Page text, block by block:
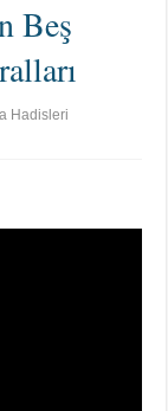
Beş
Hadisleri